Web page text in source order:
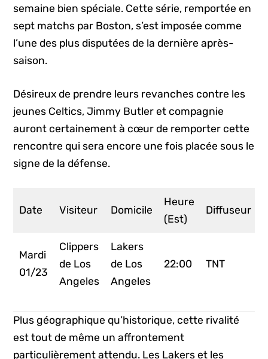
semaine bien spéciale. Cette série, remportée en
sept matchs par Boston, s’est imposée comme
l’une des plus disputées de la dernière après-
saison.
Désireux de prendre leurs revanches contre les
jeunes Celtics, Jimmy Butler et compagnie
auront certainement à cœur de remporter cette
rencontre qui sera encore une fois placée sous le
signe de la défense.
Date Visiteur Domicile
Heure
(Est)
Diffuseur
Mardi
01/23
Clippers
de Los
Angeles
Lakers
de Los
Angeles
22:00 TNT
Plus géographique qu’historique, cette rivalité
est tout de même un affrontement
particulièrement attendu. Les Lakers et les